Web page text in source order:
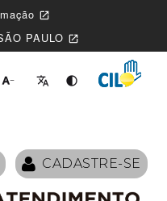
open_in_new
PAULO open_in_new
  
CADASTRE-SE